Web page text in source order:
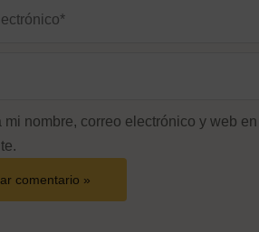
mi nombre, correo electrónico y web